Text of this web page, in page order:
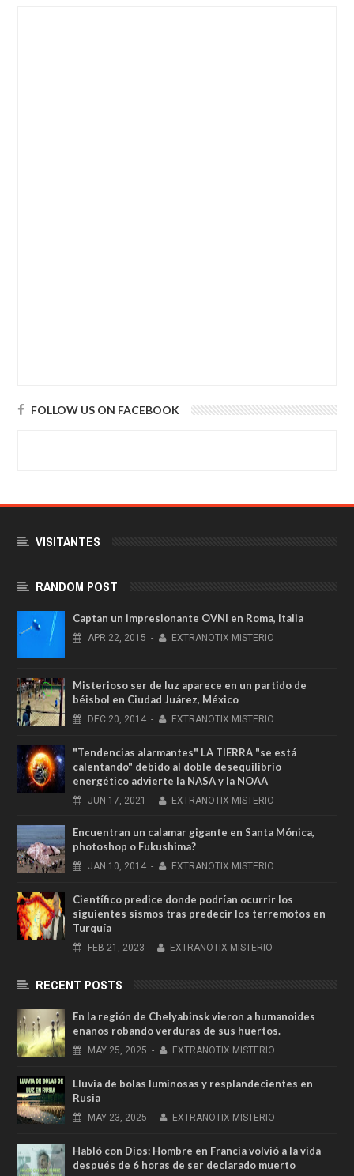
FOLLOW US ON FACEBOOK
VISITANTES
RANDOM POST
Captan un impresionante OVNI en Roma, Italia
APR 22, 2015 - EXTRANOTIX MISTERIO
Misterioso ser de luz aparece en un partido de
béisbol en Ciudad Juárez, México
DEC 20, 2014 - EXTRANOTIX MISTERIO
"Tendencias alarmantes" LA TIERRA "se está
calentando" debido al doble desequilibrio
energético advierte la NASA y la NOAA
JUN 17, 2021 - EXTRANOTIX MISTERIO
Encuentran un calamar gigante en Santa Mónica,
photoshop o Fukushima?
JAN 10, 2014 - EXTRANOTIX MISTERIO
Científico predice donde podrían ocurrir los
siguientes sismos tras predecir los terremotos en
Turquía
FEB 21, 2023 - EXTRANOTIX MISTERIO
RECENT POSTS
En la región de Chelyabinsk vieron a humanoides
enanos robando verduras de sus huertos.
MAY 25, 2025 - EXTRANOTIX MISTERIO
Lluvia de bolas luminosas y resplandecientes en
Rusia
MAY 23, 2025 - EXTRANOTIX MISTERIO
Habló con Dios: Hombre en Francia volvió a la vida
después de 6 horas de ser declarado muerto